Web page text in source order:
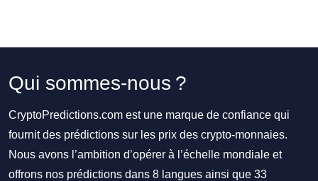
Qui sommes-nous ?
CryptoPredictions.com est une marque de confiance qui
fournit des prédictions sur les prix des crypto-monnaies.
Nous avons l’ambition d’opérer à l’échelle mondiale et
offrons nos prédictions dans 8 langues ainsi que 33